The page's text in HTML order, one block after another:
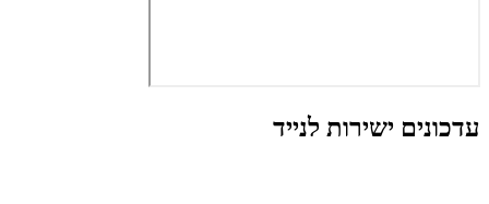
עדכונים ישירות לנייד